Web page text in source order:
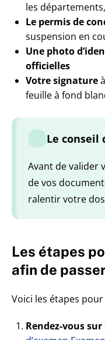
les
Le permis de
suspension en
Une photo
officielles
Votre signature
feuille à fond
Le conseil
Avant de valider
de vos
ralentir votre
Les étapes
afin de
Voici les étapes
Rendez-vous